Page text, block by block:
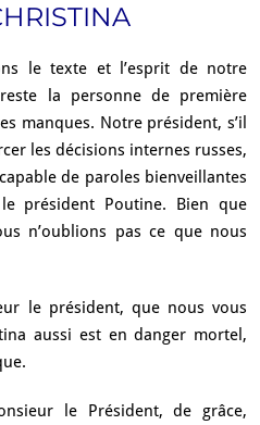
le texte et l’esprit de notre
la personne de première
manques. Notre président, s’il
les décisions internes russes,
de paroles bienveillantes
président Poutine. Bien que
n’oublions pas ce que nous
le président, que nous vous
aussi est en danger mortel,
le Président, de grâce,